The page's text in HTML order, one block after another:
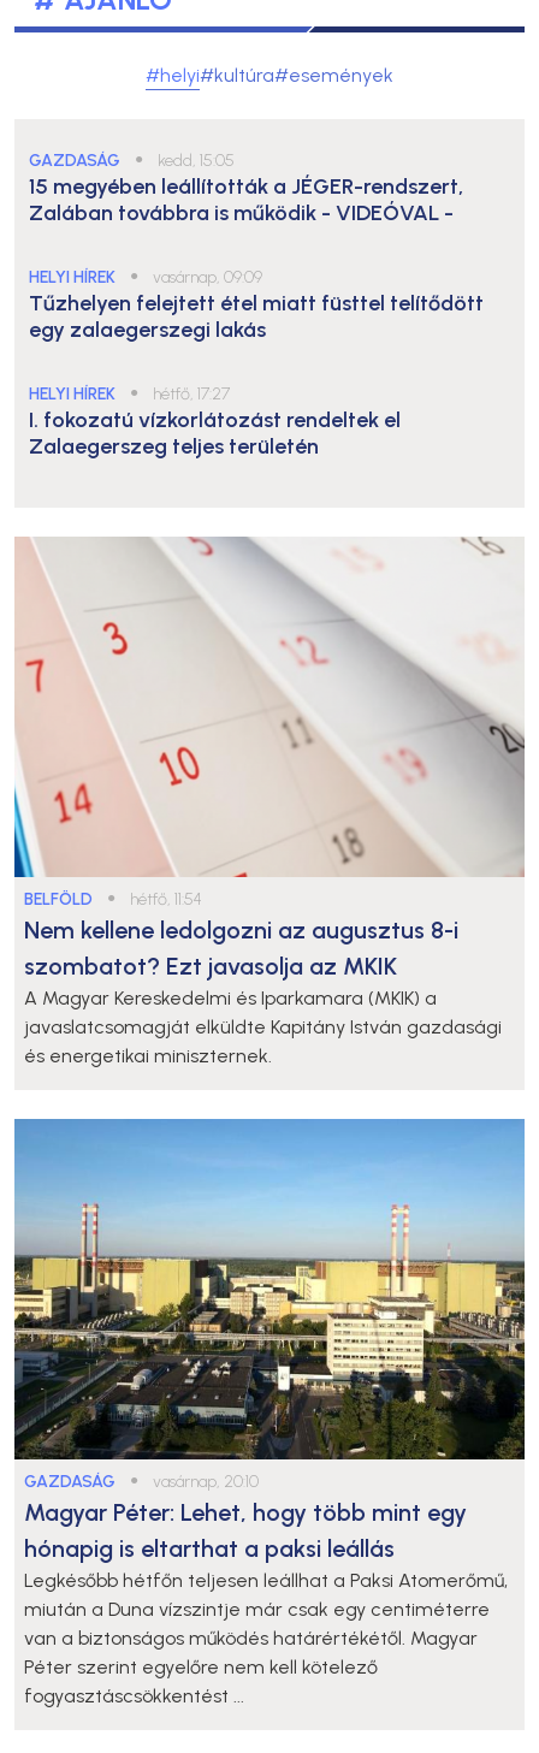
#helyi#kultúra#események
GAZDASÁG ● kedd, 15:05
15 megyében leállították a JÉGER-rendszert,
Zalában továbbra is működik - VIDEÓVAL -
HELYI HÍREK ● vasárnap, 09:09
Tűzhelyen felejtett étel miatt füsttel telítődött
egy zalaegerszegi lakás
HELYI HÍREK ● hétfő, 17:27
I. fokozatú vízkorlátozást rendeltek el
Zalaegerszeg teljes területén
BELFÖLD ● hétfő, 11:54
Nem kellene ledolgozni az augusztus 8-i
szombatot? Ezt javasolja az MKIK
A Magyar Kereskedelmi és Iparkamara (MKIK) a
javaslatcsomagját elküldte Kapitány István gazdasági
és energetikai miniszternek.
GAZDASÁG ● vasárnap, 20:10
Magyar Péter: Lehet, hogy több mint egy
hónapig is eltarthat a paksi leállás
Legkésőbb hétfőn teljesen leállhat a Paksi Atomerőmű,
miután a Duna vízszintje már csak egy centiméterre
van a biztonságos működés határértékétől. Magyar
Péter szerint egyelőre nem kell kötelező
fogyasztáscsökkentést ...